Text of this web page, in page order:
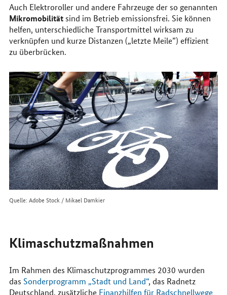
Auch Elektroroller und andere Fahrzeuge der so genannten
Mikromobilitätsind im Betrieb emissionsfrei. Sie können
helfen, unterschiedliche Transportmittel wirksam zu
verknüpfen und kurze Distanzen („letzte Meile”) effizient
zu überbrücken.
Quelle: Adobe Stock / Mikael Damkier
Klimaschutzmaßnahmen
Im Rahmen des Klimaschutzprogrammes 2030 wurden
das Sonderprogramm „Stadt und Land“, das Radnetz
Deutschland, zusätzliche Finanzhilfen für Radschnellwege